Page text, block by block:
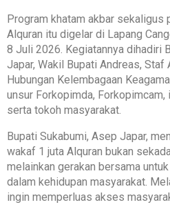
Program khatam akbar sekaligus
Alquran itu digelar di Lapang
8 Juli 2026. Kegiatannya dihadiri
Japar, Wakil Bupati Andreas,
Hubungan Kelembagaan
unsur Forkopimda, Forkopimcam,
serta tokoh masyarakat.
Bupati Sukabumi, Asep Japar,
wakaf 1 juta Alquran bukan
melainkan gerakan bersama
dalam kehidupan masyarakat.
ingin memperluas akses